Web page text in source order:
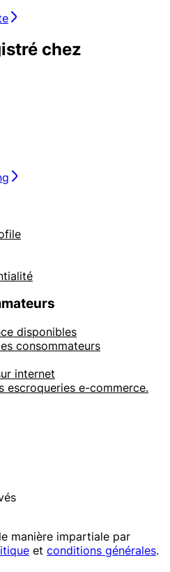
chez
disponibles
consommateurs
internet
escroqueries e-commerce.
manière impartiale par
et conditions générales.